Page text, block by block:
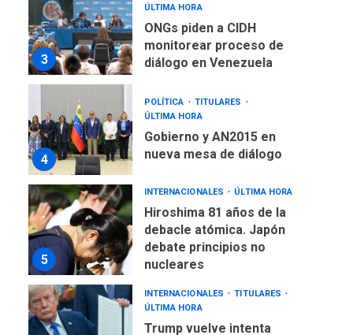
3
ÚLTIMA HORA
ONGs piden a CIDH
monitorear proceso de
diálogo en Venezuela
4
POLÍTICA
TITULARES
ÚLTIMA HORA
Gobierno y AN2015 en
nueva mesa de diálogo
5
INTERNACIONALES ÚLTIMA HORA
Hiroshima 81 años de la
debacle atómica. Japón
debate principios no
nucleares
INTERNACIONALES
TITULARES
ÚLTIMA HORA
Trump vuelve intenta